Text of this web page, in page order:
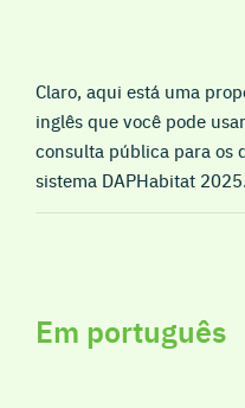
Claro, aqui está uma
inglês que você pode
consulta pública para os
sistema DAPHabitat 2025.
Em português